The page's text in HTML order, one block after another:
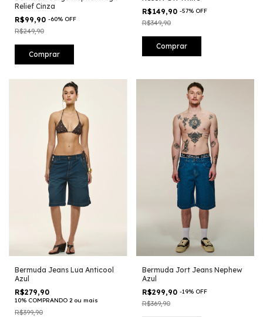
Relief Cinza
R$99,90 -60% OFF
R$249,90
Comprar
R$149,90 -57% OFF
R$349,90
Comprar
Bermuda Jeans Lua Anticool
Azul
R$279,90
10% COMPRANDO 2 ou mais
R$399,90
Bermuda Jort Jeans Nephew
Azul
R$299,90 -19% OFF
R$369,90